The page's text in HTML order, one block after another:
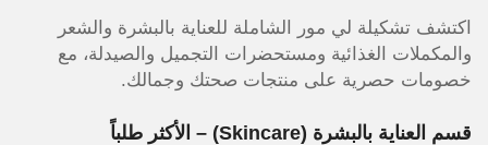
اكتشف تشكيلة لي مور الشاملة للعناية بالبشرة والشعر
والمكملات الغذائية ومستحضرات التجميل والصيدلة، مع
خصومات حصرية على منتجات صحتك وجمالك.
قسم العناية بالبشرة (Skincare) – الأكثر طلباً